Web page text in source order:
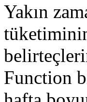
Yakın
Function